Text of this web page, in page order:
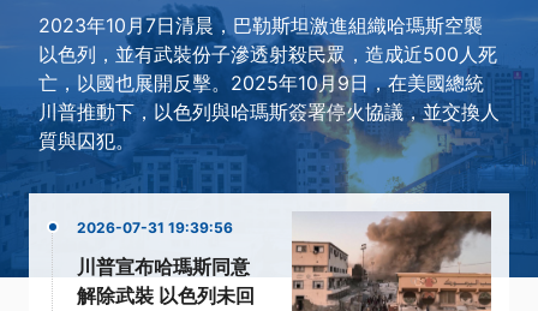
2023年10月7日清晨，巴勒斯坦激進組織哈瑪斯空襲
以色列，並有武裝份子滲透射殺民眾，造成近500人死
亡，以國也展開反擊。2025年10月9日，在美國總統
川普推動下，以色列與哈瑪斯簽署停火協議，並交換人
質與囚犯。
2026-07-31 19:39:56
川普宣布哈瑪斯同意
解除武裝 以色列未回